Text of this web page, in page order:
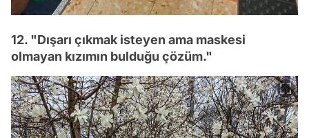
12. "Dışarı çıkmak isteyen ama maskesi
olmayan kızımın bulduğu çözüm."